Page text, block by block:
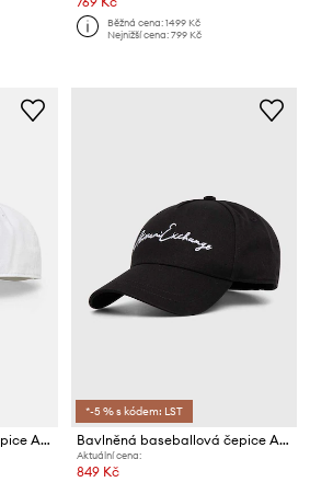
Běžná cena:1499 Kč
Nejnižší cena:799 Kč
Bavlněná baseballová čepice Armani Exchange
*-5 % s kódem: LST
Bavlněná baseballová čepice Armani Exchange
Aktuální cena:
849 Kč